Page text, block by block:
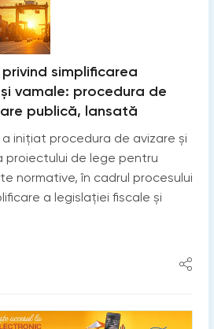
simplificarea
vamale: procedura de
publică, lansată
a inițiat procedura de avizare și
proiectului de lege pentru
normative, în cadrul procesului
a legislației fiscale și